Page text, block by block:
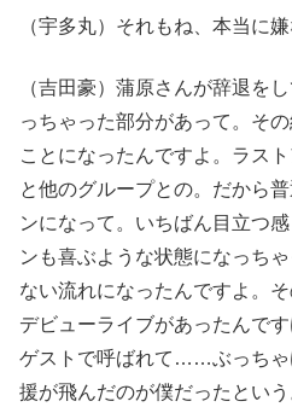
（宇多丸）それもね、本当に
（吉田豪）蒲原さんが辞退を
っちゃった部分があって。そ
ことになったんですよ。ラス
と他のグループとの。だから
ンになって。いちばん目立つ
ンも喜ぶような状態になっち
ない流れになったんですよ。
デビューライブがあったんで
ゲストで呼ばれて……ぶっちゃ
援が飛んだのが僕だったという